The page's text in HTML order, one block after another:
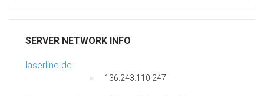
SERVER NETWORK INFO
laserline.de
136.243.110.247